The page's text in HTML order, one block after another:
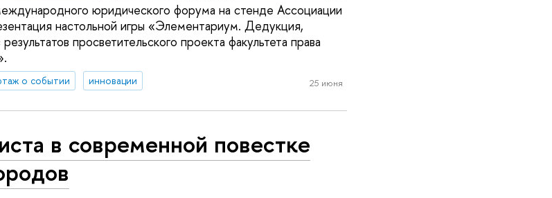
юридического форума на стенде Ассоциации
настольной игры «Элементариум. Дедукция,
просветительского проекта факультета права
о событии инновации 25 июня
в современной повестке